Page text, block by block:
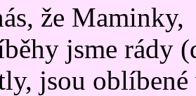
že Maminky,
jsme rády
jsou